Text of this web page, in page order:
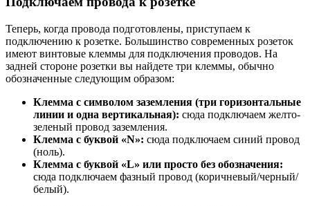
Теперь, когда провода подготовлены, приступаем к
подключению к розетке. Большинство современных розеток
имеют винтовые клеммы для подключения проводов. На
задней стороне розетки вы найдете три клеммы, обычно
обозначенные следующим образом:
Клемма с символом заземления (три горизонтальные
линии и одна вертикальная): сюда подключаем желто-
зеленый провод заземления.
Клемма с буквой «N»: сюда подключаем синий провод
(ноль).
Клемма с буквой «L» или просто без обозначения:
сюда подключаем фазный провод (коричневый/черный/
белый).